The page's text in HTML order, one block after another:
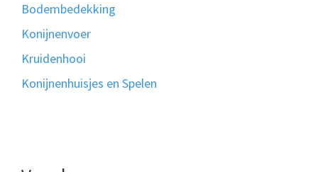
Bodembedekking
Konijnenvoer
Kruidenhooi
Konijnenhuisjes en Spelen